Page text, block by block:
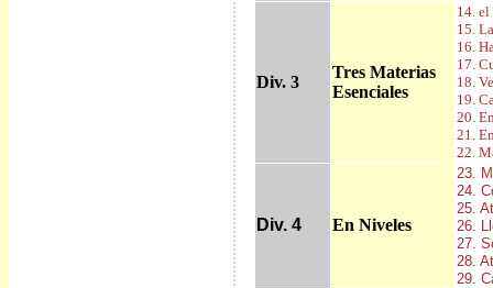
Div. 3
Tres Materias
Esenciales
14.
15.
16.
17.
18.
19.
20.
21.
22.
Div. 4 En Niveles
23.
24.
25.
26.
27.
28.
29.